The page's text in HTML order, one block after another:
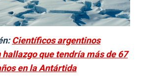
Científicos argentinos
que tendría más de 67
en la Antártida